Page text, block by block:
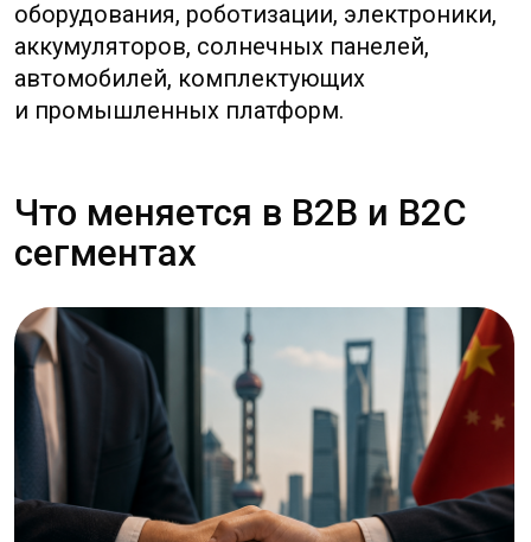
Современное китайское производство
Китайские фабрики: как
выбирать поставщика без
иллюзий